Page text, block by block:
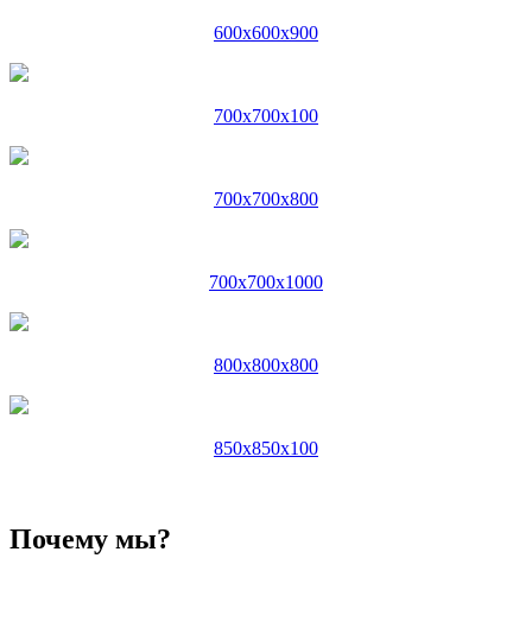
600x600x900
700x700x100
700x700x800
700x700x1000
800x800x800
850x850x100
Почему мы?